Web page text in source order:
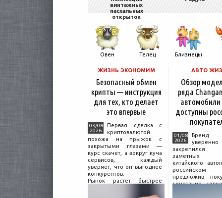
винтажных
пасхальных
открыток
Овен Телец Близнецы
ЖИЗНЬ ЭКОНОМИМ
Безопасный обмен
крипты — инструкция
для тех, кто делает
это впервые
03/08
2026
Первая сделка с
криптовалютой
похожа на прыжок с
закрытыми глазами —
курс скачет, а вокруг куча
сервисов, каждый
уверяет, что он выгоднее
конкурентов.
Рынок растёт быстрее
поведения на нём.
АВТО
Обзор
ряда
автомобили
доступны
01/08
2026
Бренд
уверенно
закрепился
заметных
китайского
российском
предложив
сочетание